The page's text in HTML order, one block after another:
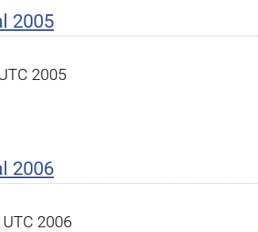
2005
2005
2006
2006